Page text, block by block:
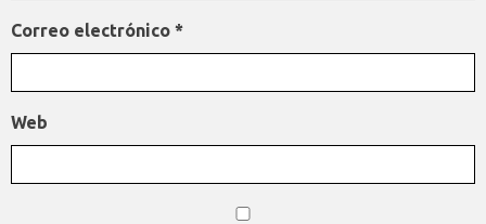
Correo electrónico *
Web